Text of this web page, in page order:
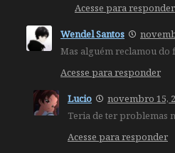
Acesse para responder
Wendel Santos
Mas alguém reclamou do
Acesse para responder
Lucio
novembro 15,
Teria de ter problemas
Acesse para responder